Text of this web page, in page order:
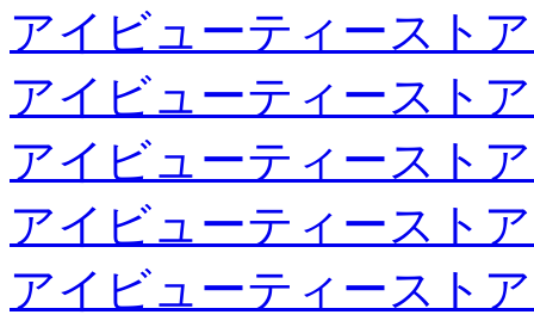
アイビューティースト
アイビューティースト
アイビューティースト
アイビューティースト
アイビューティースト